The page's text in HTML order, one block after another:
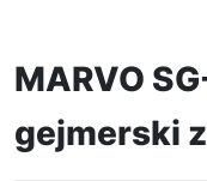
MARVO
gejmerski